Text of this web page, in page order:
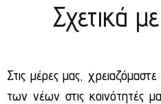
Σχετικά
Στις μέρες μας,
των νέων στις κοινότητές